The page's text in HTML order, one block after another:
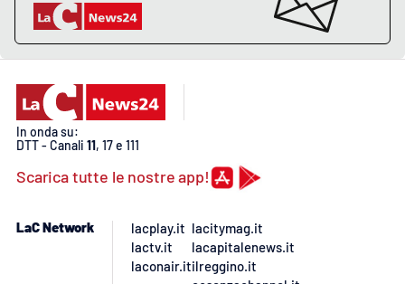
Lacitymag.it
Ilreggino.it
Catanzarochannel.it
In onda su:
DTT - Canali 11, 17 e 111
Scarica tutte le nostre app!
LaC Network
lacplay.it
lactv.it
laconair.it
lacitymag.it
lacapitalenews.it
ilreggino.it